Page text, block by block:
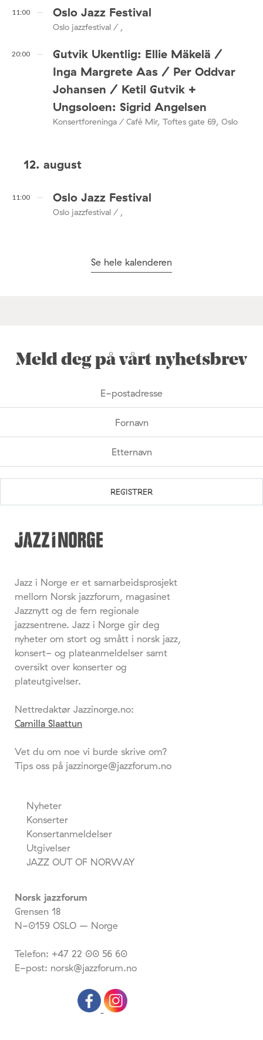
11:00 Oslo Jazz Festival
Oslo jazzfestival / ,
20:00
Gutvik Ukentlig: Ellie Mäkelä /
Inga Margrete Aas / Per Oddvar
Johansen / Ketil Gutvik +
Ungsoloen: Sigrid Angelsen
Konsertforeninga / Café Mir, Toftes gate 69, Oslo
12. august
11:00 Oslo Jazz Festival
Oslo jazzfestival / ,
Se hele kalenderen
Meld deg på vårt nyhetsbrev
Jazz i Norge er et samarbeidsprosjekt
mellom Norsk jazzforum, magasinet
Jazznytt og de fem regionale
jazzsentrene. Jazz i Norge gir deg
nyheter om stort og smått i norsk jazz,
konsert- og plateanmeldelser samt
oversikt over konserter og
plateutgivelser.
Nettredaktør Jazzinorge.no:
Camilla Slaattun
Vet du om noe vi burde skrive om?
Tips oss på jazzinorge@jazzforum.no
Nyheter
Konserter
Konsertanmeldelser
Utgivelser
JAZZ OUT OF NORWAY
Norsk jazzforum
Grensen 18
N-0159 OSLO – Norge
Telefon: +47 22 00 56 60
E-post: norsk@jazzforum.no